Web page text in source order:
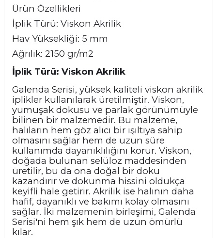
Ürün Özellikleri
İplik Türü: Viskon Akrilik
Hav Yüksekliği: 5 mm
Ağrılık: 2150 gr/m2
İplik Türü: Viskon Akrilik
Galenda Serisi, yüksek kaliteli viskon akrilik
iplikler kullanılarak üretilmiştir. Viskon,
yumuşak dokusu ve parlak görünümüyle
bilinen bir malzemedir. Bu malzeme,
halıların hem göz alıcı bir ışıltıya sahip
olmasını sağlar hem de uzun süre
kullanımda dayanıklılığını korur. Viskon,
doğada bulunan selüloz maddesinden
üretilir, bu da ona doğal bir doku
kazandırır ve dokunma hissini oldukça
keyifli hale getirir. Akrilik ise halının daha
hafif, dayanıklı ve bakımı kolay olmasını
sağlar. İki malzemenin birleşimi, Galenda
Serisi'ni hem şık hem de uzun ömürlü
kılar.